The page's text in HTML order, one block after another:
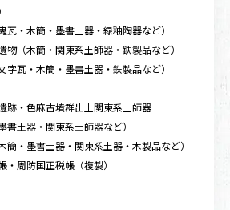
瓦・木簡・墨書土器・緑釉陶器など）
物（木簡・関東系土師器・鉄製品など）
字瓦・木簡・墨書土器・鉄製品など）
跡・色麻古墳群出土関東系土師器
書土器・関東系土師器など）
簡・墨書土器・関東系土器・木製品など）
・周防国正税帳（複製）